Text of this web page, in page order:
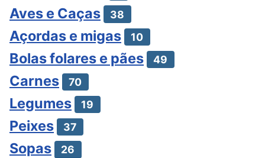
Aves e Caças 38
Açordas e migas 10
Bolas folares e pães 49
Carnes 70
Legumes 19
Peixes 37
Sopas 26